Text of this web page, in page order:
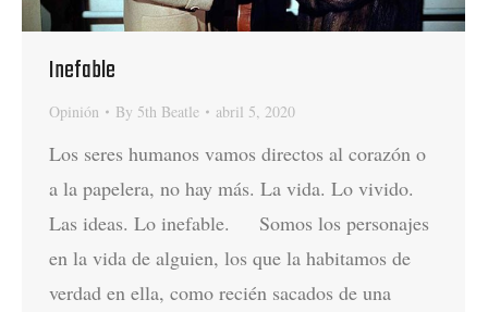
Inefable
Opinión By 5th Beatle abril 5, 2020
Los seres humanos vamos directos al corazón o
a la papelera, no hay más. La vida. Lo vivido.
Las ideas. Lo inefable. Somos los personajes
en la vida de alguien, los que la habitamos de
verdad en ella, como recién sacados de una